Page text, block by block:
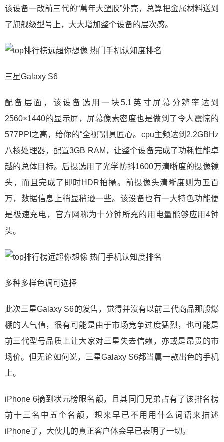
该设备一改前三代的“萬年大塑胶”外壳，总算把金属材料送到
了旗舰级型号上，大大增加整个设备的层次感。
三星Galaxy S6
配备层面，该设备选用一块5.1英寸屏幕分辨率达到
2560×1440的显示屏，屏幕像素密度也是做到了令人震惊的
577PPI之高，给你的“全视”别具匠心。cpu主频达到2.2GBHz
八核处理器，配置3GB RAM，让整个设备完成了功耗性能卓
越的总体目标。后摄选用了光学防抖1600万清晰度的摄像镜
头，而且完成了即时HDR拍攝。前摄像头清晰度则为五百
万，数据信息上稍显稍逊一些。该设备也有一大特色功能便
是极速充电，官方网称为十分钟所充的用电量能够应用4钟
头。
多种多样色调可选择
此次三星Galaxy S6的发售，觉得并沒有以前三代商品那般爆
棚的人气值，很有可能是由于市场竞争过度猛烈，也可能是
前三代型号品质上让大家对三星失去信赖，亦或是昂贵的市
场价。但无论如何说，三星Galaxy S6都当属一款出色的手机
上。
iPhone 6摘到状元榜眼名额，且其同门兄弟占有了该排名榜
前十三名中五个名额，想来早已不用用什么词语来描述
iPhone了，大伙儿的真正客户体会早已表明了一切。